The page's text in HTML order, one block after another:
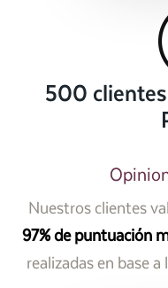
500
Nuestros clientes
97% de puntuación
realizadas en base a